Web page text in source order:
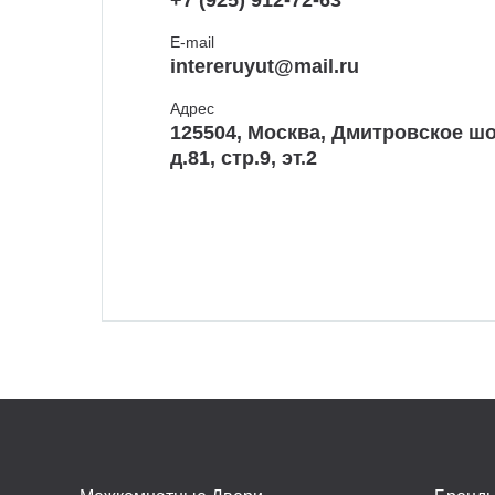
E-mail
intereruyut@mail.ru
Адрес
125504, Москва, Дмитровское
д.81, стр.9, эт.2